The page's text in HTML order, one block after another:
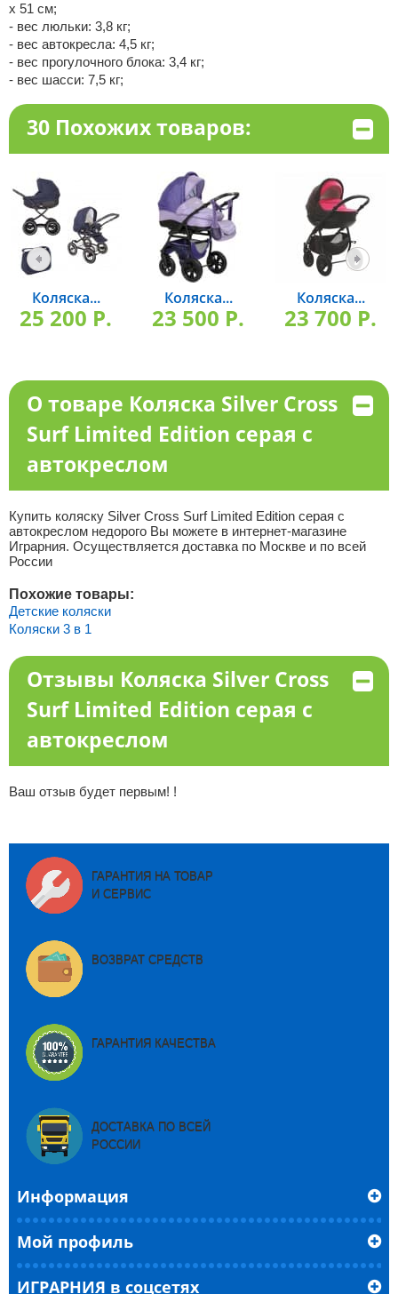
х 51 см;
- вес люльки: 3,8 кг;
- вес автокресла: 4,5 кг;
- вес прогулочного блока: 3,4 кг;
- вес шасси: 7,5 кг;
30 Похожих товаров:
Коляска...
25 200 P.
Коляска...
23 500 P.
Коляска...
23 700 P.
О товаре Коляска Silver Cross
Surf Limited Edition серая с
автокреслом
Купить коляску Silver Cross Surf Limited Edition серая с
автокреслом недорого Вы можете в интернет-магазине
Играрния. Осуществляется доставка по Москве и по всей
России
Похожие товары:
Детские коляски
Коляски 3 в 1
Отзывы Коляска Silver Cross
Surf Limited Edition серая с
автокреслом
Ваш отзыв будет первым! !
ГАРАНТИЯ НА ТОВАР
И СЕРВИС
ВОЗВРАТ СРЕДСТВ
ГАРАНТИЯ КАЧЕСТВА
ДОСТАВКА ПО ВСЕЙ
РОССИИ
Информация
Мой профиль
ИГРАРНИЯ в соцсетях